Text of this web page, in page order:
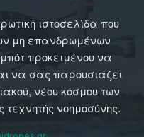
ιστοσελίδα που
μη επανδρωμένων
προκειμένου να
να σας παρουσιάζει
νέου κόσμου των
τεχνητής νοημοσύνης.